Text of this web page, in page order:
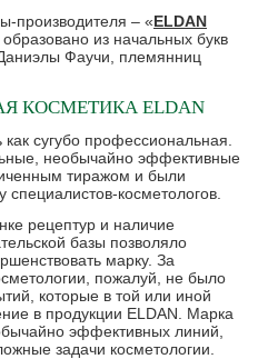
производителя – «ELDAN
из начальных букв
Фаучи, племянниц
КОСМЕТИКА ELDAN
сугубо профессиональная.
необычайно эффективные
тиражом и были
специалистов-косметологов.
рецептур и наличие
базы позволяло
марку. За
пожалуй, не было
которые в той или иной
в продукции ELDAN. Марка
эффективных линий,
задачи косметологии.